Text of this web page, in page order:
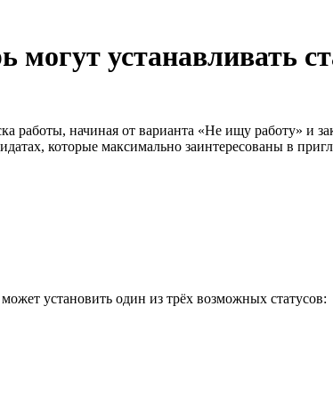
могут устанавливать
работы, начиная от варианта «Не ищу работу» и
которые максимально заинтересованы в
установить один из трёх возможных статусов: